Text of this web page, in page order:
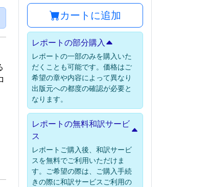
カートに追加
レポートの部分購入
レポートの一部のみを購入いた
だくことも可能です。価格はご
希望の章や内容によって異なり
出版元への都度の確認が必要と
なります。
レポートの無料和訳サービ
ス
レポートご購入後、和訳サービ
スを無料でご利用いただけま
す。ご希望の際は、ご購入手続
きの際に和訳サービスご利用の